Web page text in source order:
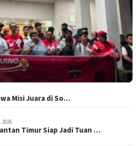
Misi Juara di So…
2026
Timur Siap Jadi Tuan …